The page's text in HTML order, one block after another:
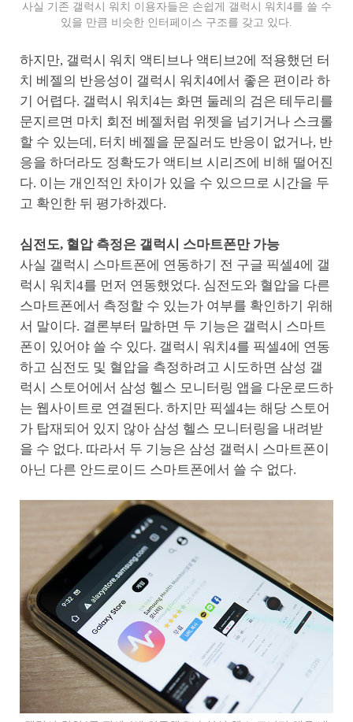
사실 기존 갤럭시 워치 이용자들은 손쉽게 갤럭시 워치4를 쓸 수
있을 만큼 비슷한 인터페이스 구조를 갖고 있다.
하지만, 갤럭시 워치 액티브나 액티브2에 적용했던 터
치 베젤의 반응성이 갤럭시 워치4에서 좋은 편이라 하
기 어렵다. 갤럭시 워치4는 화면 둘레의 검은 테두리를
문지르면 마치 회전 베젤처럼 위젯을 넘기거나 스크롤
할 수 있는데, 터치 베젤을 문질러도 반응이 없거나, 반
응을 하더라도 정확도가 액티브 시리즈에 비해 떨어진
다. 이는 개인적인 차이가 있을 수 있으므로 시간을 두
고 확인한 뒤 평가하겠다.
심전도, 혈압 측정은 갤럭시 스마트폰만 가능
사실 갤럭시 스마트폰에 연동하기 전 구글 픽셀4에 갤
럭시 워치4를 먼저 연동했었다. 심전도와 혈압을 다른
스마트폰에서 측정할 수 있는가 여부를 확인하기 위해
서 말이다. 결론부터 말하면 두 기능은 갤럭시 스마트
폰이 있어야 쓸 수 있다. 갤럭시 워치4를 픽셀4에 연동
하고 심전도 및 혈압을 측정하려고 시도하면 삼성 갤
럭시 스토어에서 삼성 헬스 모니터링 앱을 다운로드하
는 웹사이트로 연결된다. 하지만 픽셀4는 해당 스토어
가 탑재되어 있지 않아 삼성 헬스 모니터링을 내려받
을 수 없다. 따라서 두 기능은 삼성 갤럭시 스마트폰이
아닌 다른 안드로이드 스마트폰에서 쓸 수 없다.